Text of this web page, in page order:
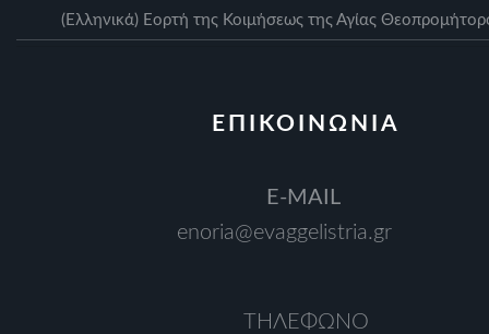
(Ελληνικά) Eορτή της Κοιμήσεως της Αγίας
ΕΠΙΚΟΙΝΩΝΙΑ
Ε-MAIL
enoria@evaggelistria.gr
ΤΗΛΕΦΩΝΟ